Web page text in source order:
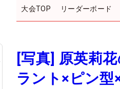
大会TOP リーダーボード
[写真] 原英莉
ラント×ピン型